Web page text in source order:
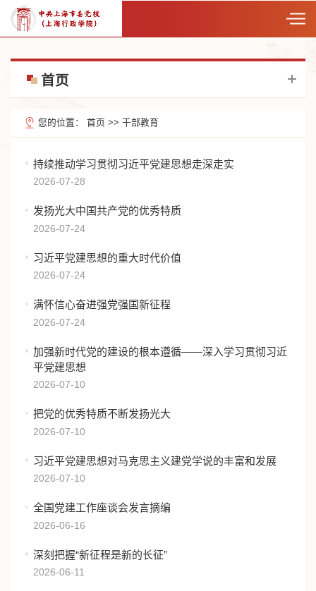
首页
您的位置： 首页 >> 干部教育
持续推动学习贯彻习近平党建思想走深走实
2026-07-28
发扬光大中国共产党的优秀特质
2026-07-24
习近平党建思想的重大时代价值
2026-07-24
满怀信心奋进强党强国新征程
2026-07-24
加强‌新时代党的建设的根本遵循——深入学习贯彻习近
平党建思想
2026-07-10
把党的优秀特质不断发扬光大
2026-07-10
习近平党建思想对马克思主义建党学说的丰富和发展
2026-07-10
全国党建工作座谈会发言摘编
2026-06-16
深刻把握“新征程是新的长征”
2026-06-11